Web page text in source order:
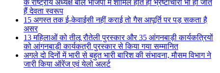
के राष्ट्रीय अध्यक्ष बोले भाजपा में शामिल होते ही भ्रष्टाचारी भी हो जाते
हैं देवता स्वरूप
15 अगस्त तक ई-केवाईसी नहीं कराई तो गैस आपूर्ति पर पड़ सकता है
असर
13 महिलाओं को तीलू रौतेली पुरस्कार और 35 आंगनबाड़ी कार्यकत्रियों
को आंगनबाड़ी कार्यकत्री पुरस्कार से किया गया सम्मानित
अगले दो दिनों में भारी से बहुत भारी बारिश की संभावना, मौसम विभाग ने
जारी किया ऑरेंज एवं येलो अलर्ट